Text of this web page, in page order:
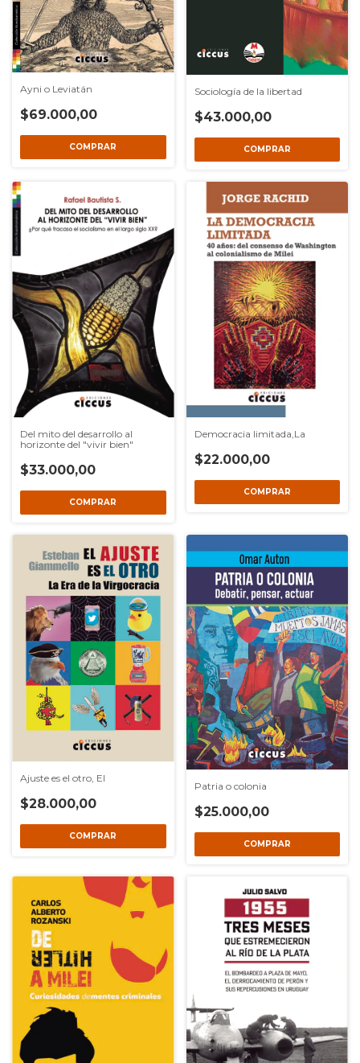
Ayni o Leviatán
$69.000,00
Sociología de la libertad
$43.000,00
Del mito del desarrollo al
horizonte del "vivir bien"
$33.000,00
Democracia limitada,La
$22.000,00
Ajuste es el otro, El
$28.000,00
Patria o colonia
$25.000,00